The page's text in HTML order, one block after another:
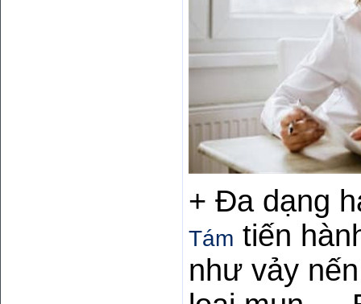
+ Đa dạng
Tám tiến
như vảy